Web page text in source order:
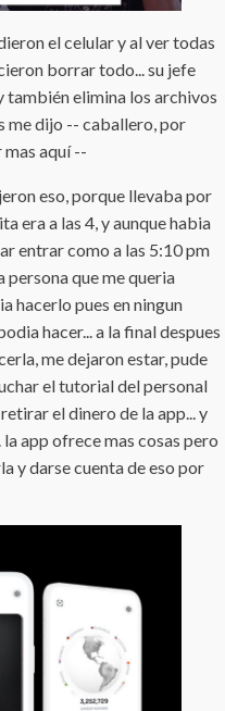
el celular y al ver todas
borrar todo... su jefe
también elimina los archivos
me dijo -- caballero, por
aquí --
eso, porque llevaba por
era a las 4, y aunque habia
entrar como a las 5:10 pm
persona que me queria
hacerlo pues en ningun
hacer... a la final despues
me dejaron estar, pude
el tutorial del personal
el dinero de la app... y
app ofrece mas cosas pero
y darse cuenta de eso por